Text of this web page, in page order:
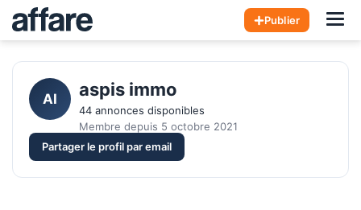
Publier
AI aspis immo
44 annonces disponibles
Membre depuis 5 octobre 2021
Partager le profil par email